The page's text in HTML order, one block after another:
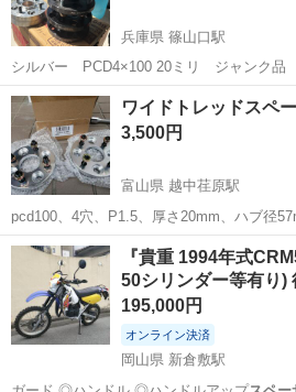
兵庫県 篠山口駅
シルバー PCD4×100 20ミリ ジャンク
変換15ミリ ４枚未使用 5000円 黒 5×114.3/5×100変換15ミリ ２枚
未使用 3000円 326パワー 5×11...
兵庫 丹波篠山市 篠山口駅 パー
ワイドトレッドスペーサー
ワイドトレッドスペ
3,500円
富山県 越中荏原駅
pcd100、4穴、P1.5、厚さ20mm、ハブ径
富山 富山市 越中荏原駅 タイヤ
ワイドトレッドスペーサー
『貴重 1994年式
50シリンダー等有り)
195,000円
オンライン決済
岡山県 新倉敷駅